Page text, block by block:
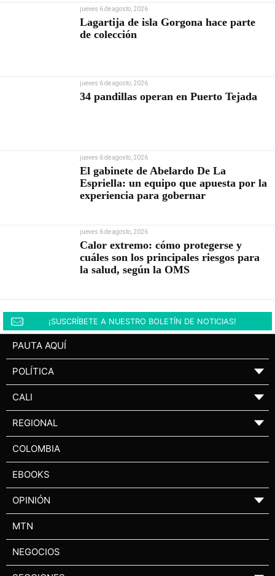
jueves 6 de agosto, 2026
Lagartija de isla Gorgona hace parte
de colección
jueves 6 de agosto, 2026
34 pandillas operan en Puerto Tejada
jueves 6 de agosto, 2026
El gabinete de Abelardo De La
Espriella: un equipo que apuesta por la
experiencia para gobernar
jueves 6 de agosto, 2026
Calor extremo: cómo protegerse y
cuáles son los principales riesgos para
la salud, según la OMS
¡SUSCRÍBETE A NUESTRO BOLETÍN DE NOTICIAS!
PAUTA AQUÍ
POLÍTICA ▼
CALI ▼
REGIONAL ▼
COLOMBIA
EBOOKS
OPINIÓN ▼
MTN
NEGOCIOS